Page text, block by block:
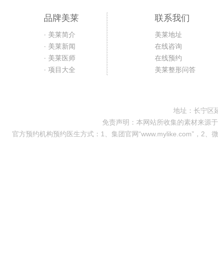
品牌美莱
· 美莱简介
· 美莱新闻
· 美莱医师
· 项目大全
联系我们
美莱地址
在线咨询
在线预约
美莱整形问答
地址：长宁区
免责声明：本网站所收集的素材来源
官方预约机构预约医生方式：1、集团官网“www.mylike.com”，2